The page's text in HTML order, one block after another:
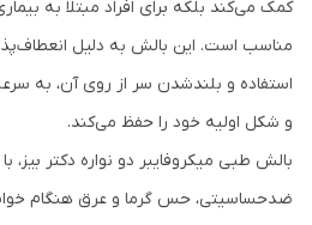
کمک می‌کند بلکه برای افراد مبتلا به
مناسب است. این بالش به دلیل
استفاده و بلندشدن سر از روی آن، به
و شکل اولیه خود را حفظ می‌کند.
بالش طبی میکروفایبر دو نواره دکتر بیز،
ضدحساسیتی، حس گرما و عرق هنگام خواب